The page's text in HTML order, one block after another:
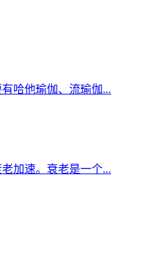
哈他瑜伽、流瑜伽...
加速。衰老是一个...